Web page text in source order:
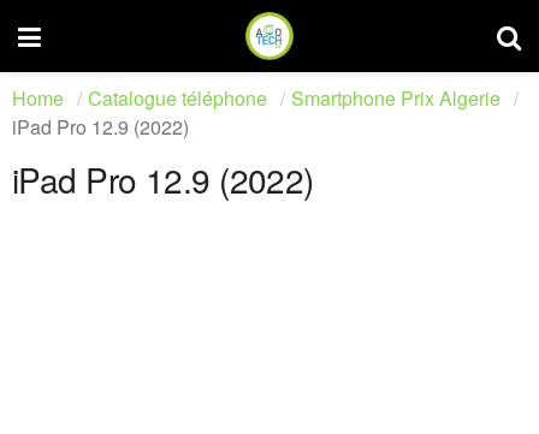
Home Catalogue téléphone
Smartphone Prix Algerie
iPad Pro 12.9 (2022)
iPad Pro 12.9 (2022)